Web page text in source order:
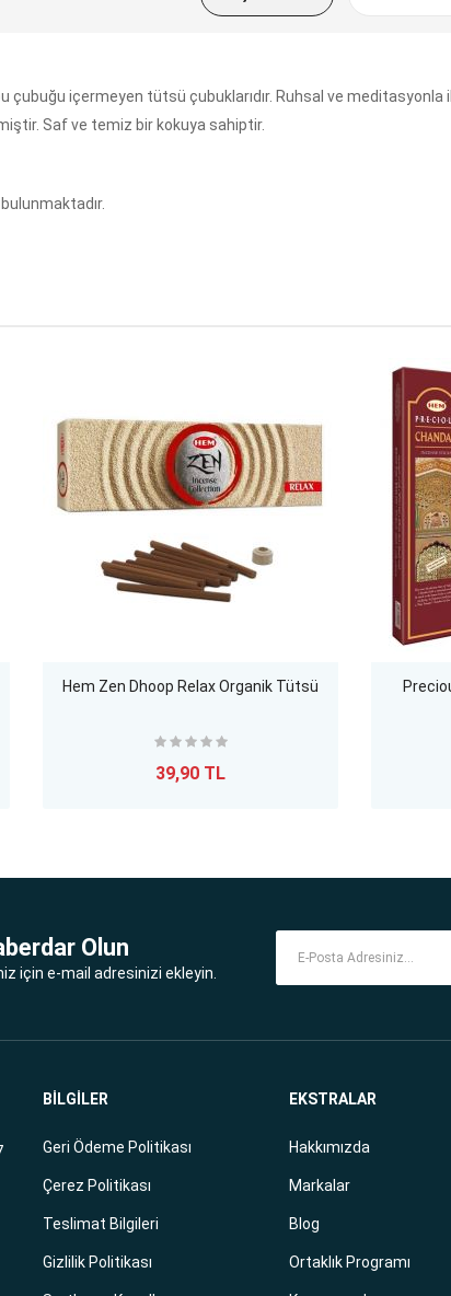
çubuğu içermeyen tütsü çubuklarıdır. Ruhsal ve
Saf ve temiz bir kokuya sahiptir.
Hem Zen Dhoop Relax Organik Tütsü
39,90 TL
Olun
için e-mail adresinizi ekleyin.
BİLGİLER
Geri Ödeme Politikası
Çerez Politikası
Teslimat Bilgileri
Gizlilik Politikası
EKSTRALAR
Hakkımızda
Markalar
Blog
Ortaklık Programı